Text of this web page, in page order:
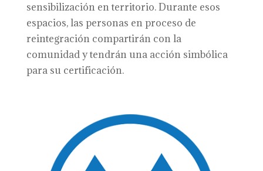
sensibilización en territorio. Durante esos
espacios, las personas en proceso de
reintegración compartirán con la
comunidad y tendrán una acción simbólica
para su certificación.